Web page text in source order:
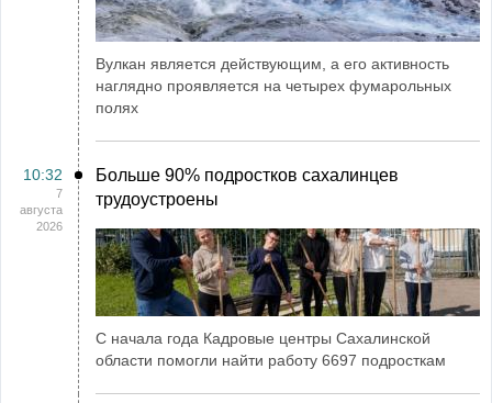
Вулкан является действующим, а его активность
наглядно проявляется на четырех фумарольных
полях
10:32
7
августа
2026
Больше 90% подростков сахалинцев
трудоустроены
С начала года Кадровые центры Сахалинской
области помогли найти работу 6697 подросткам